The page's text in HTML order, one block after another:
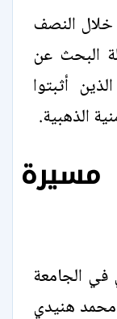
خلال النصف
البحث عن
أثبتوا
الذهبية.
الجامعة
النجم محمد هنيدي